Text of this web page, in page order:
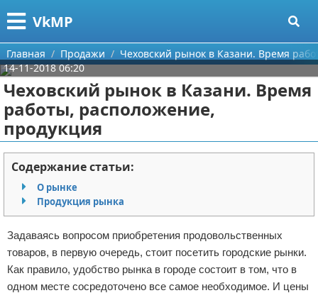
VkMP
Меню
Главная
Категории
Сельское хозяйство
Разное
Идеи бизнеса
Для руководителя
Промышленность
Международный бизнес
Поиск
О проекте
Контакты
Сотрудничество
Размещение рекламы
Для правообладателей
Главная Продажи
Чеховский рынок в Казани. Время
14-11-2018 06:20
Чеховский рынок в Казани. Время
работы, расположение,
продукция
Содержание статьи:
О рынке
Продукция рынка
Задаваясь вопросом приобретения продовольственных
товаров, в первую очередь, стоит посетить городские рынки.
Как правило, удобство рынка в городе состоит в том, что в
одном месте сосредоточено все самое необходимое. И цены